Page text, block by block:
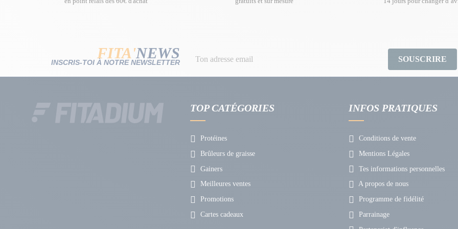
FITA'NEWS
INSCRIS-TOI À NOTRE NEWSLETTER SOUSCRIRE
TOP CATÉGORIES
Protéines
Brûleurs de graisse
Gainers
Meilleures ventes
Promotions
Cartes cadeaux
INFOS PRATIQUES
Conditions de vente
Mentions Légales
Tes informations personnelles
A propos de nous
Programme de fidélité
Parrainage